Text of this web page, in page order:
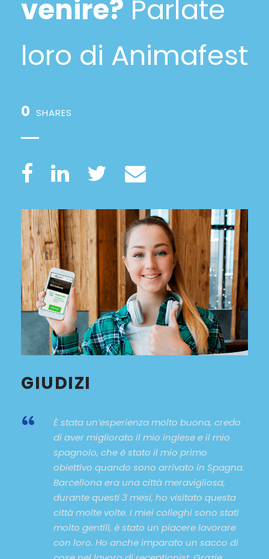
venire? Parlate
loro di Animafest
0 SHARES
GIUDIZI
“
È stata un’esperienza molto buona, credo
di aver migliorato il mio inglese e il mio
spagnolo, che è stato il mio primo
obiettivo quando sono arrivato in Spagna.
Barcellona era una città meravigliosa,
durante questi 3 mesi, ho visitato questa
città molte volte. I miei colleghi sono stati
molto gentili, è stato un piacere lavorare
con loro. Ho anche imparato un sacco di